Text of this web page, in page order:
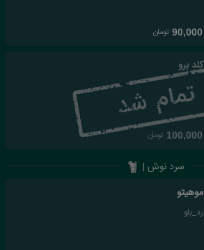
90,000 تومان
کلد برو
100,000 تومان
سرد نوش |
موهیتو
رد_بلو